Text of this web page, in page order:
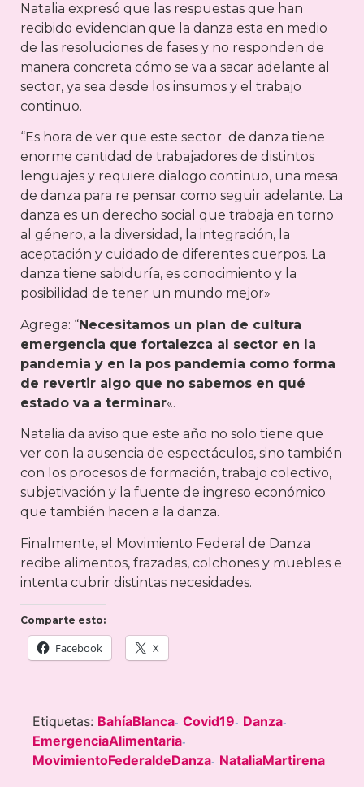
Natalia expresó que las respuestas que han
recibido evidencian que la danza esta en medio
de las resoluciones de fases y no responden de
manera concreta cómo se va a sacar adelante al
sector, ya sea desde los insumos y el trabajo
continuo.
“Es hora de ver que este sector de danza tiene
enorme cantidad de trabajadores de distintos
lenguajes y requiere dialogo continuo, una mesa
de danza para re pensar como seguir adelante. La
danza es un derecho social que trabaja en torno
al género, a la diversidad, la integración, la
aceptación y cuidado de diferentes cuerpos. La
danza tiene sabiduría, es conocimiento y la
posibilidad de tener un mundo mejor»
Agrega: “Necesitamos un plan de cultura
emergencia que fortalezca al sector en la
pandemia y en la pos pandemia como forma
de revertir algo que no sabemos en qué
estado va a terminar«.
Natalia da aviso que este año no solo tiene que
ver con la ausencia de espectáculos, sino también
con los procesos de formación, trabajo colectivo,
subjetivación y la fuente de ingreso económico
que también hacen a la danza.
Finalmente, el Movimiento Federal de Danza
recibe alimentos, frazadas, colchones y muebles e
intenta cubrir distintas necesidades.
Comparte esto:
Facebook X
Etiquetas: BahíaBlanca- Covid19- Danza-
EmergenciaAlimentaria-
MovimientoFederaldeDanza- NataliaMartirena